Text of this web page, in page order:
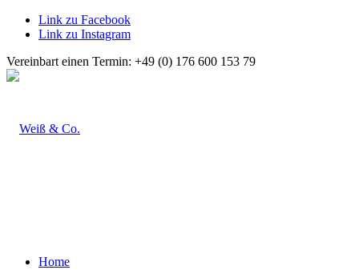
Link zu Facebook
Link zu Instagram
Vereinbart einen Termin: +49 (0) 176 600 153 79
Home